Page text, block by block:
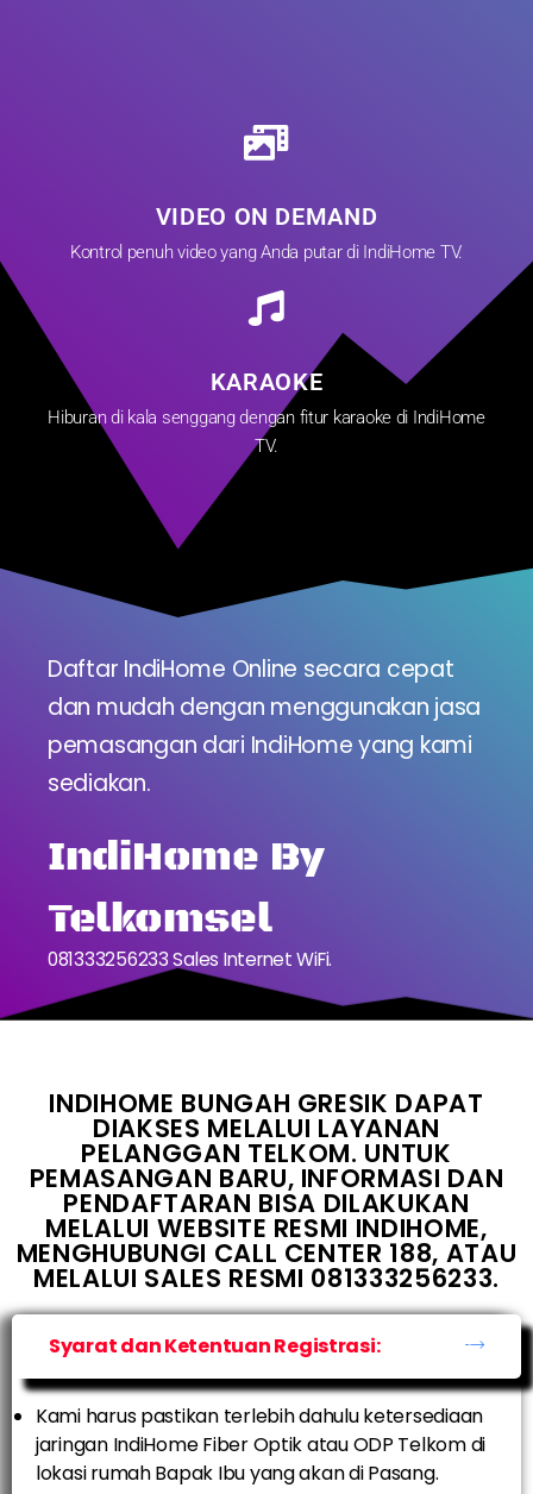
VIDEO ON DEMAND
Kontrol penuh video yang Anda putar di IndiHome TV.
KARAOKE
Hiburan di kala senggang dengan fitur karaoke di IndiHome
TV.
Daftar IndiHome Online secara cepat
dan mudah dengan menggunakan jasa
pemasangan dari IndiHome yang kami
sediakan.
IndiHome By
Telkomsel
081333256233 Sales Internet WiFi.
INDIHOME BUNGAH GRESIK DAPAT
DIAKSES MELALUI LAYANAN
PELANGGAN TELKOM. UNTUK
PEMASANGAN BARU, INFORMASI DAN
PENDAFTARAN BISA DILAKUKAN
MELALUI WEBSITE RESMI INDIHOME,
MENGHUBUNGI CALL CENTER 188, ATAU
MELALUI SALES RESMI 081333256233.
Syarat dan Ketentuan Registrasi:
Kami harus pastikan terlebih dahulu ketersediaan
jaringan IndiHome Fiber Optik atau ODP Telkom di
lokasi rumah Bapak Ibu yang akan di Pasang.